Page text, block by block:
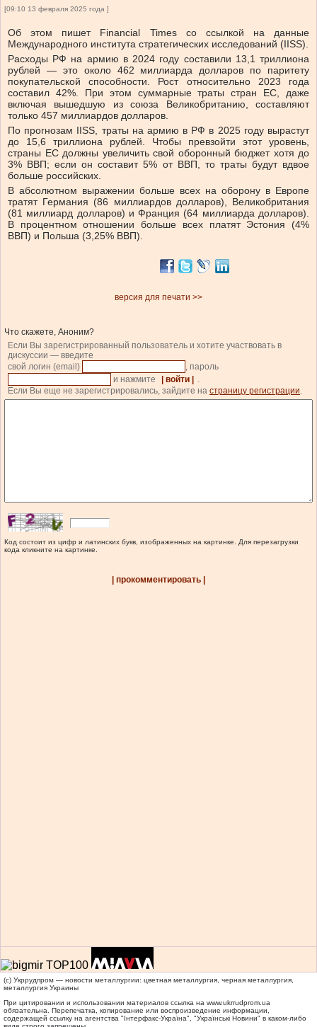
[09:10 13 февраля 2025 года ]
Об этом пишет Financial Times со ссылкой на данные
Международного института стратегических исследований (IISS).
Расходы РФ на армию в 2024 году составили 13,1 триллиона
рублей — это около 462 миллиарда долларов по паритету
покупательской способности. Рост относительно 2023 года
составил 42%. При этом суммарные траты стран ЕС, даже
включая вышедшую из союза Великобританию, составляют
только 457 миллиардов долларов.
По прогнозам IISS, траты на армию в РФ в 2025 году вырастут
до 15,6 триллиона рублей. Чтобы превзойти этот уровень,
страны ЕС должны увеличить свой оборонный бюджет хотя до
3% ВВП; если он составит 5% от ВВП, то траты будут вдвое
больше российских.
В абсолютном выражении больше всех на оборону в Европе
тратят Германия (86 миллиардов долларов), Великобритания
(81 миллиард долларов) и Франция (64 миллиарда долларов).
В процентном отношении больше всех платят Эстония (4%
ВВП) и Польша (3,25% ВВП).
версия для печати >>
Что скажете, Аноним?
Если Вы зарегистрированный пользователь и хотите участвовать в
дискуссии — введите
свой логин (email)
, пароль
и нажмите
| войти |
.
Если Вы еще не зарегистрировались, зайдите на страницу регистрации.
Код состоит из цифр и латинских букв, изображенных на картинке. Для перезагрузки
кода кликните на картинке.
| прокомментировать |
(c) Укррудпром — новости металлургии: цветная металлургия, черная металлургия,
металлургия Украины
При цитировании и использовании материалов ссылка на www.ukrrudprom.ua
обязательна. Перепечатка, копирование или воспроизведение информации,
содержащей ссылку на агентства "Iнтерфакс-Україна", "Українськi Новини" в каком-либо